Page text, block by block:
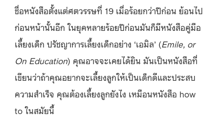
ชื่อหนังสือตั้งแต่ศตวรรษที่ 19 เมื่อร้อยกว่าปีก่อน ย้อนไป
ก่อนหน้านั้นอีก ในยุคหลายร้อยปีก่อนมันก็มีหนังสือคู่มือ
เลี้ยงเด็ก ปรัชญาการเลี้ยงเด็กอย่าง ‘เอมิล’ (Emile, or
On Education) คุณอาจจะเคยได้ยิน มันเป็นหนังสือที่
เขียนว่าถ้าคุณอยากจะเลี้ยงลูกให้เป็นเด็กดีและประสบ
ความสำเร็จ คุณต้องเลี้ยงลูกยังไง เหมือนหนังสือ how
to ในสมัยนี้